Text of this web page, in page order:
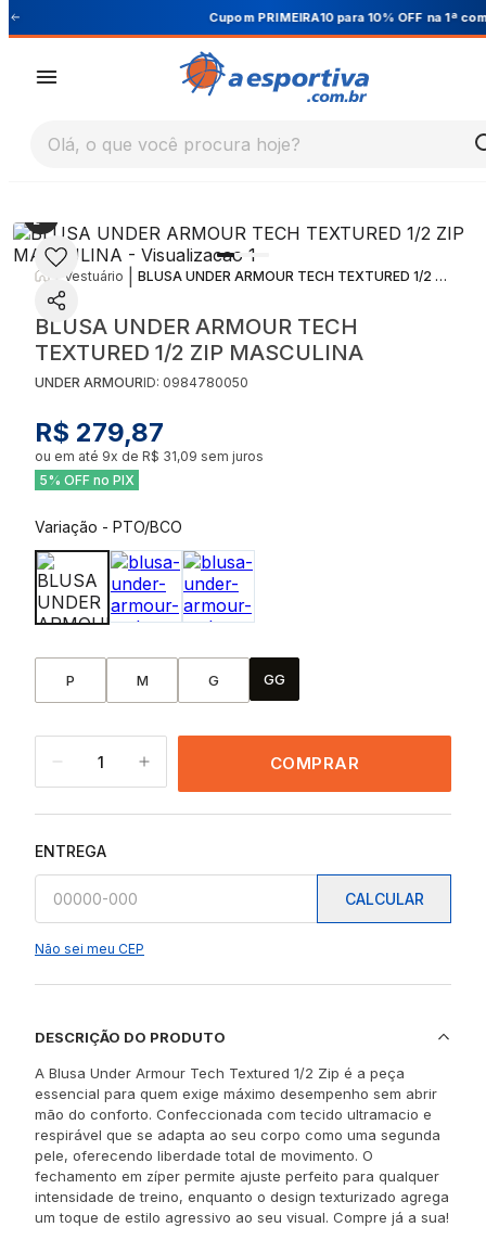
Cupom PRIMEIRA10 para 10% OFF na 1ª compra
Olá, o que você procura hoje?
Vestuário BLUSA UNDER ARMOUR TECH TEXTURED 1/2 ZIP MASCULINA
BLUSA UNDER ARMOUR TECH
TEXTURED 1/2 ZIP MASCULINA
UNDER ARMOURID: 0984780050
R$ 279,87
ou em até 9x de R$ 31,09 sem juros
5% OFF no PIX
Variação - PTO/BCO
P M G GG
1 COMPRAR
ENTREGA
CALCULAR
Não sei meu CEP
DESCRIÇÃO DO PRODUTO
A Blusa Under Armour Tech Textured 1/2 Zip é a peça
essencial para quem exige máximo desempenho sem abrir
mão do conforto. Confeccionada com tecido ultramacio e
respirável que se adapta ao seu corpo como uma segunda
pele, oferecendo liberdade total de movimento. O
fechamento em zíper permite ajuste perfeito para qualquer
intensidade de treino, enquanto o design texturizado agrega
um toque de estilo agressivo ao seu visual. Compre já a sua!